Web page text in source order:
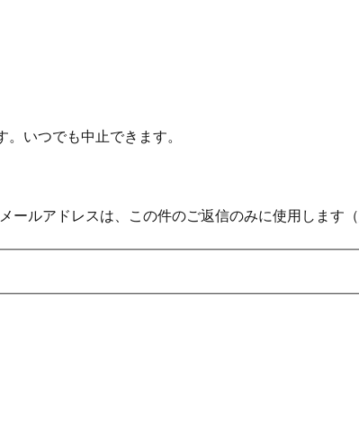
いつでも中止できます。
ールアドレスは、この件のご返信のみに使用します（